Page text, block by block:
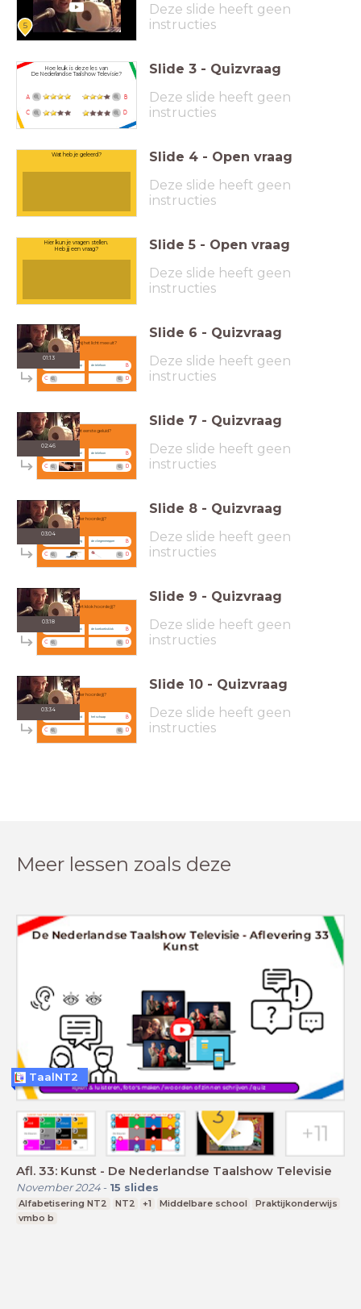
5
Deze slide heeft geen
instructies
Hoe leuk is deze les van
De Nederlandse Taalshow Televisie?
A B
C D
Slide 3 - Quizvraag
Deze slide heeft geen
instructies
Wat heb je geleerd? Slide 4 - Open vraag
Deze slide heeft geen
instructies
Hier kun je vragen stellen.
Heb jij een vraag?
Slide 5 - Open vraag
Deze slide heeft geen
instructies
01:13
Waar doet hij het licht mee uit?
de laptop B
de telefoon
C D
Slide 6 - Quizvraag
Deze slide heeft geen
instructies
02:46
Wat is het eerste geluid?
de deurbel B
de telefoon
C D
Slide 7 - Quizvraag
Deze slide heeft geen
instructies
03:04
Welk dier hoorde jij?
de vlieg B
de vliegenmepper
C D
Slide 8 - Quizvraag
Deze slide heeft geen
instructies
03:18
Welke soort klok hoorde jij?
de kerkklok B
de koekoeksklok
C D
Slide 9 - Quizvraag
Deze slide heeft geen
instructies
03:34
Welk dier hoorde jij?
Ingrid B
het schaap
C D
Slide 10 - Quizvraag
Deze slide heeft geen
instructies
Meer lessen zoals deze
Afl. 33: Kunst - De Nederlandse Taalshow Televisie
November 2024- 15 slides
Alfabetisering NT2 NT2 +1 Middelbare school
Praktijkonderwijs
vmbo b
TaalNT2